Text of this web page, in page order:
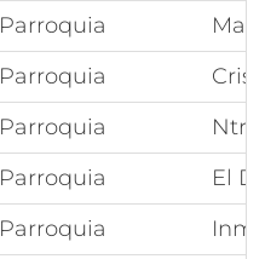
Parroquia
Parroquia
Parroquia
Ntra
Parroquia
El
Parroquia